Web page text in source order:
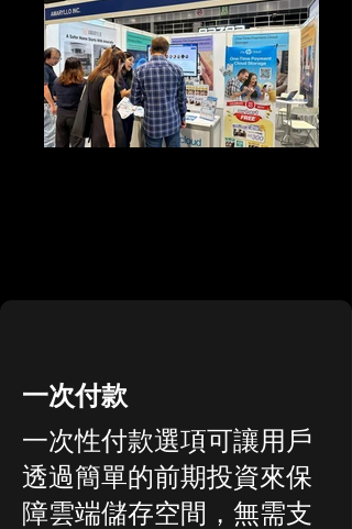
一次付款
一次性付款選項可讓用戶
透過簡單的前期投資來保
障雲端儲存空間，無需支